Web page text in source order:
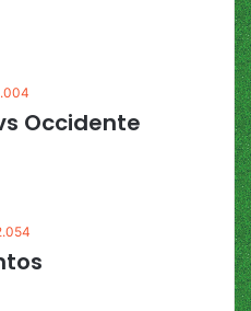
Occidente